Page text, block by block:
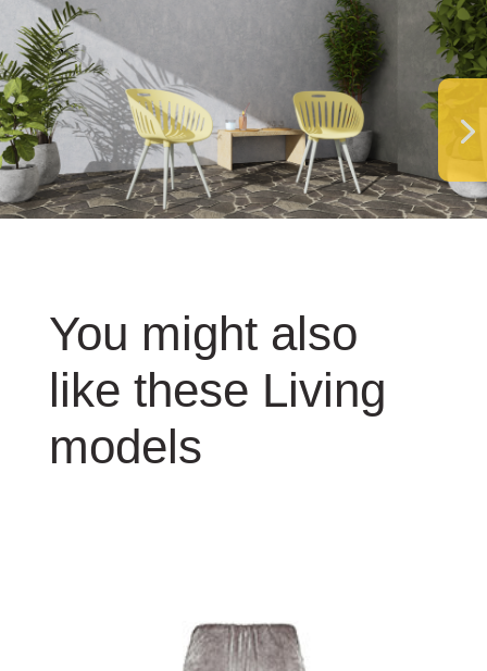
You might also
like these Living
models